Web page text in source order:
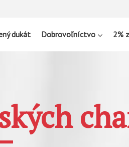
dukát Dobrovoľníctvo 2%